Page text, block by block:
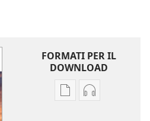
FORMATI PER IL
DOWNLOAD
OpzioniOpzioni